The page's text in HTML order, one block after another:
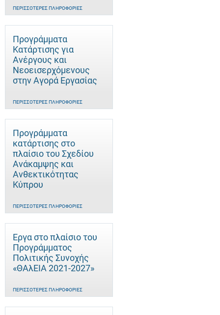
ΠΕΡΙΣΣΌΤΕΡΕΣ ΠΛΗΡΟΦΟΡΊΕΣ
Προγράμματα
Κατάρτισης για
Ανέργους και
Νεοεισερχόμενους
στην Αγορά Εργασίας
ΠΕΡΙΣΣΌΤΕΡΕΣ ΠΛΗΡΟΦΟΡΊΕΣ
Προγράμματα
κατάρτισης στο
πλαίσιο του Σχεδίου
Ανάκαμψης και
Ανθεκτικότητας
Κύπρου
ΠΕΡΙΣΣΌΤΕΡΕΣ ΠΛΗΡΟΦΟΡΊΕΣ
Έργα στο πλαίσιο του
Προγράμματος
Πολιτικής Συνοχής
«ΘΑλΕΙΑ 2021-2027»
ΠΕΡΙΣΣΌΤΕΡΕΣ ΠΛΗΡΟΦΟΡΊΕΣ